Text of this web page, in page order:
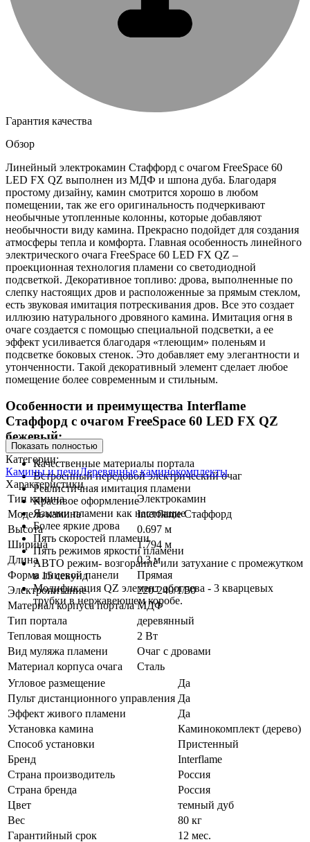
Гарантия качества
Обзор
Линейный электрокамин Стаффорд с очагом FreeSpace 60
LED FX QZ выполнен из МДФ и шпона дуба. Благодаря
простому дизайну, камин смотрится хорошо в любом
помещении, так же его оригинальность подчеркивают
необычные утопленные колонны, которые добавляют
необычности виду камина. Прекрасно подойдет для создания
атмосферы тепла и комфорта. Главная особенность линейного
электрического очага FreeSpace 60 LED FX QZ –
проекционная технология пламени со светодиодной
подсветкой. Декоративное топливо: дрова, выполненные по
слепку настоящих дров и расположенные за прямым стеклом,
есть звуковая имитация потрескивания дров. Все это создает
иллюзию натурального дровяного камина. Имитация огня в
очаге создается с помощью специальной подсветки, а ее
эффект усиливается благодаря «тлеющим» поленьям и
подсветке боковых стенок. Это добавляет ему элегантности и
утонченности. Такой декоративный элемент сделает любое
помещение более современным и стильным.
Особенности и преимущества Interflame
Стаффорд с очагом FreeSpace 60 LED FX QZ
бежевый:
Качественные материалы портала
Встроенный передовой электрический очаг
Реалистичная имитация пламени
Красивое оформление
Язычки пламени как настоящие
Более яркие дрова
Пять скоростей пламени
Пять режимов яркости пламени
АВТО режим- возгорание или затухание с промежутком
в 15 секунд
Модификация QZ элемент обогрева - 3 кварцевых
трубки в нержавеющем коробе.
Показать полностью
Категории:
Камины и печиДеревянные каминокомплекты
Характеристики
Тип камина
Электрокамин
Модель камина
Interflame Стаффорд
Высота
0.697 м
Ширина
1.794 м
Длина
0.3 м
Форма лицевой панели
Прямая
Электропитание
220-240/1/50
Материал корпуса портала МДФ
Тип портала
деревянный
Тепловая мощность
2 Вт
Вид муляжа пламени
Очаг с дровами
Материал корпуса очага
Сталь
Угловое размещение
Да
Пульт дистанционного управления Да
Эффект живого пламени
Да
Установка камина
Каминокомплект (дерево)
Способ установки
Пристенный
Бренд
Interflame
Страна производитель
Россия
Страна бренда
Россия
Цвет
темный дуб
Вес
80 кг
Гарантийный срок
12 мес.